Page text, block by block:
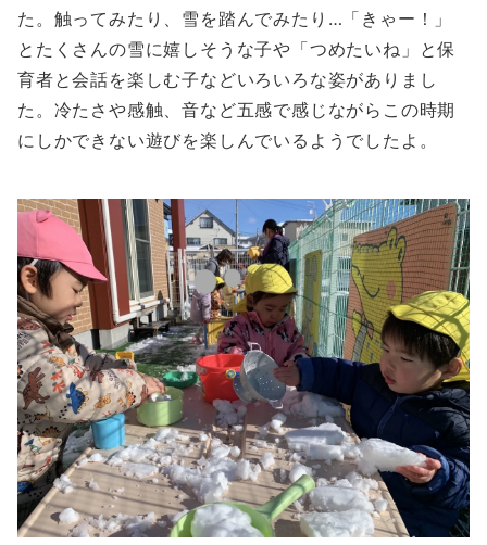
た。触ってみたり、雪を踏んでみたり…「きゃー！」
とたくさんの雪に嬉しそうな子や「つめたいね」と保
育者と会話を楽しむ子などいろいろな姿がありまし
た。冷たさや感触、音など五感で感じながらこの時期
にしかできない遊びを楽しんでいるようでしたよ。